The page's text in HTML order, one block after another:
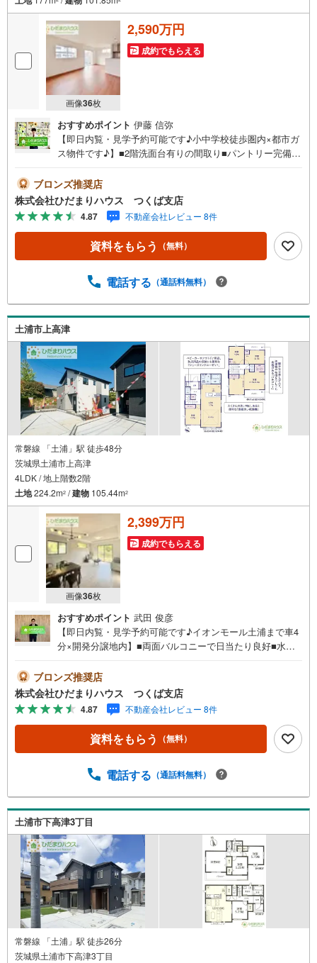
画像36枚
2,590万円
成約でもらえる
おすすめポイント 伊藤 信弥
【即日内覧・見学予約可能です♪小中学校徒歩圏内×都市ガ
ス物件です♪】■2階洗面台有りの間取り■パントリー完備の
めてご案内いたします！未公開写真はひだまりハウスHPに
て公開中♪■小学校まで徒歩9分！お子様の登下校も安心で
きる距離です♪■全居室6帖以上！ゆとりのある4LDK☆■カ
ースペースは3台分確保！（＾＾）！ひだまりハウスについ
て・・。引渡し件数3.800件以上 信頼される理由◆宅地建
物取引士 ◆ファイナンシャルプランナー◆20年以上のキ
格を保有するスタッフ『お客様に寄り添った、心の行き届
思う事何でもお話し頂き、頼りにして下さい。ひだまりの
ような温かいお家を、一緒にお探ししませんか？土浦市板
谷4丁目 新築戸建 土浦駅（5km） 都和小学校（徒歩9
分） 都和中学校（徒歩10分）
ブロンズ推奨店
株式会社ひだまりハウス つくば支店
4.87 不動産会社レビュー 8件
資料をもらう （無料）
電話する （通話料無料）
土浦市上高津
常磐線 「土浦」駅 徒歩48分
茨城県土浦市上高津
4LDK / 地上階数2階
土地224.2m2 /建物 105.44m2
画像36枚
2,399万円
成約でもらえる
おすすめポイント 武田 俊彦
【即日内覧・見学予約可能です♪イオンモール土浦まで車4
分×開発分譲地内】■両面バルコニーで日当たり良好■水廻
取り■並列駐車可能未公開写真はひだまりハウスHPにて公
開中♪■イオンモール土浦まで徒歩17分！休日には映画鑑賞
など家族との時間が増えそうですね！■両面バルコニーで日
当たり良好！■カースペースは2台分確保！（＾＾）！ひだ
まりハウスについて・・。引渡し件数3.800件以上 信頼さ
れる理由◆宅地建物取引士 ◆ファイナンシャルプランナ
宅の経験多くの資格を保有するスタッフ『お客様に寄り添
に思う事、疑問に思う事何でもお話し頂き、頼りにして下
さい。ひだまりのような温かいお家を、一緒にお探ししま
せんか？土浦市上高津 新築戸建 土浦駅（車12分） 下
高津小学校（徒歩18分） 土浦第四中学校（徒歩20分）
ブロンズ推奨店
株式会社ひだまりハウス つくば支店
4.87 不動産会社レビュー 8件
資料をもらう （無料）
電話する （通話料無料）
土浦市下高津3丁目
常磐線 「土浦」駅 徒歩26分
茨城県土浦市下高津3丁目